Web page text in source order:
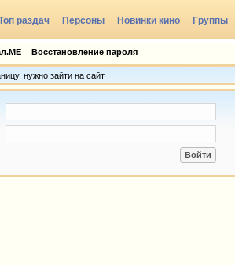
раздач Персоны Новинки кино Группы
Восстановление пароля
нужно зайти на сайт